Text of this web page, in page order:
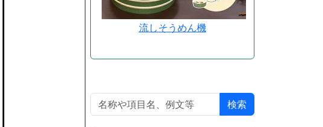
流しそうめん機
検索